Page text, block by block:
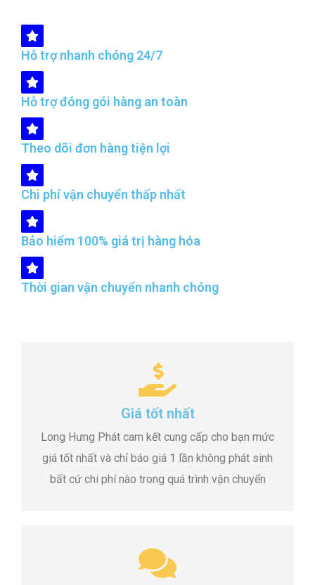
Hỗ trợ nhanh chóng 24/7
Hỗ trợ đóng gói hàng an toàn
Theo dõi đơn hàng tiện lợi
Chi phí vận chuyển thấp nhất
Bảo hiểm 100% giá trị hàng hóa
Thời gian vận chuyển nhanh chóng
Giá tốt nhất
Long Hưng Phát cam kết cung cấp cho bạn mức
giá tốt nhất và chỉ báo giá 1 lần không phát sinh
bất cứ chi phí nào trong quá trình vận chuyển